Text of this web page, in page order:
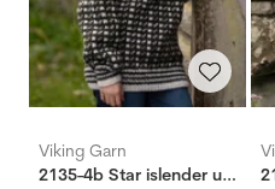
Viking Garn
2135-4b Star islender unisex grønn